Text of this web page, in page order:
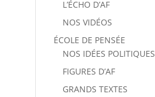
L’ÉCHO D’AF
NOS VIDÉOS
ÉCOLE DE PENSÉE
NOS IDÉES POLITIQUES
FIGURES D’AF
GRANDS TEXTES